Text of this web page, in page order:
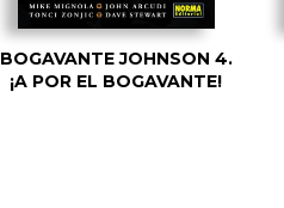
BOGAVANTE JOHNSON 4.
¡A POR EL BOGAVANTE!